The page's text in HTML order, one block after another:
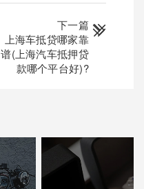
下一篇
上海车抵贷哪家靠
谱(上海汽车抵押贷
款哪个平台好)?